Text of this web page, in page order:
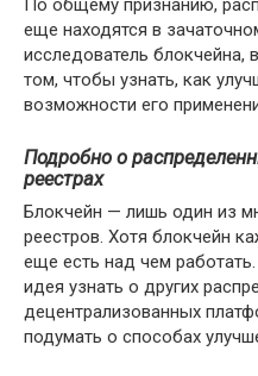
еще находятся в
исследователь блокчейна,
том, чтобы узнать, как
возможности его
Подробно о
реестрах
Блокчейн — лишь один из
реестров. Хотя блокчейн
еще есть над чем
идея узнать о других
децентрализованных
подумать о способах